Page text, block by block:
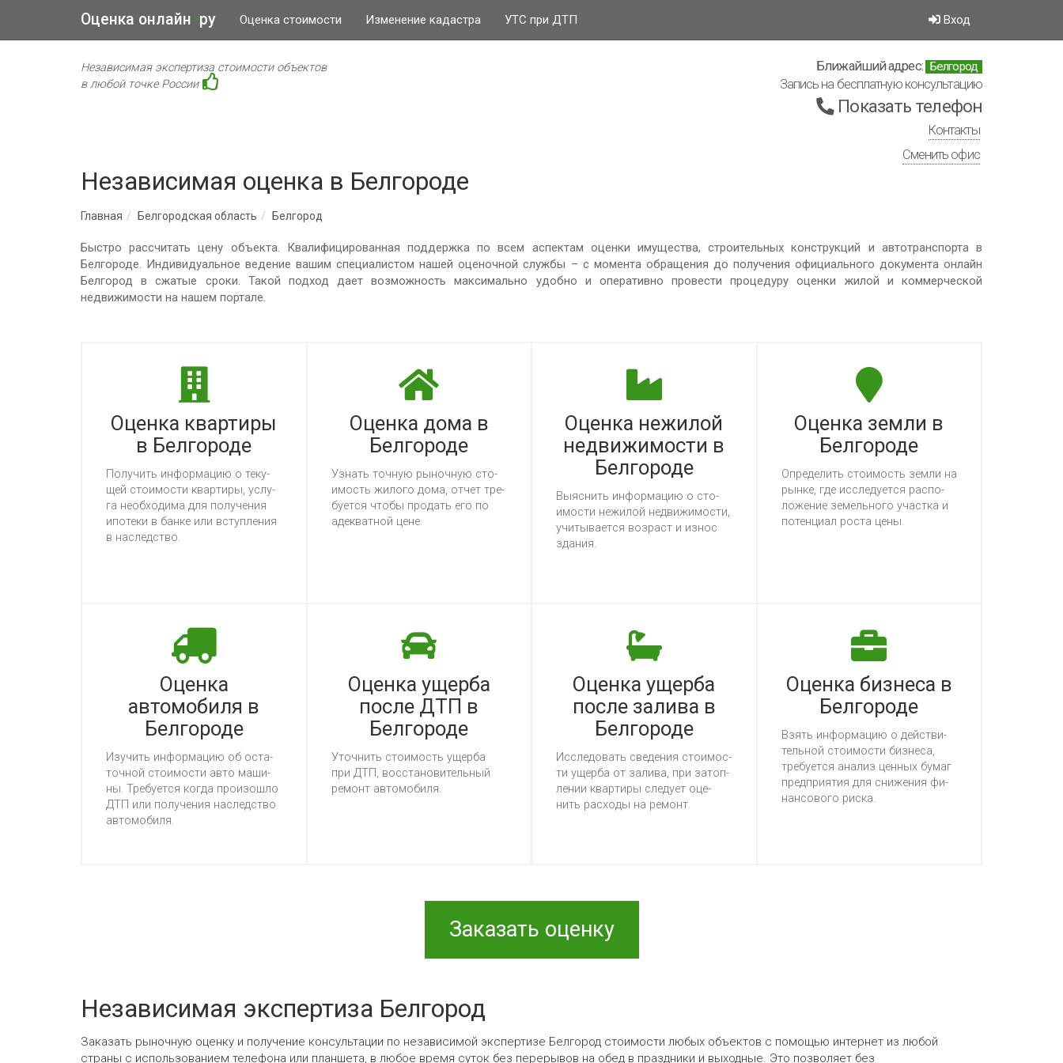
Оценка онлайн • ру Оценка стоимости Изменение кадастра УТС при ДТП Вход
Независимая экспертиза стоимости объектов
в любой точке России
Ближайший адрес: Белгород
Запись на бесплатную консультацию
Показать телефон
Контакты
Сменить офис
Независимая оценка в Белгороде
Главная Белгородская область Белгород
Быстро рассчитать цену объекта. Квалифицированная поддержка по всем аспектам оценки имущества, строительных конструкций и автотранспорта в
Белгороде. Индивидуальное ведение вашим специалистом нашей оценочной службы – с момента обращения до получения официального документа онлайн
Белгород в сжатые сроки. Такой подход дает возможность максимально удобно и оперативно провести процедуру оценки жилой и коммерческой
недвижимости на нашем портале.
Оценка квартиры
в Белгороде
По­лу­чить ин­фор­ма­цию о те­ку­
щей сто­имос­ти квар­ти­ры, ус­лу­
га не­об­хо­ди­ма для по­лу­че­ния
ипо­те­ки в бан­ке или вступ­ле­ния
в нас­ледс­тво.
Оценка дома в
Белгороде
Уз­нать точ­ную ры­ноч­ную сто­
имость жи­ло­го до­ма, от­чет тре­
бу­ет­ся что­бы про­дать его по
адек­ват­ной це­не.
Оценка нежилой
недвижимости в
Белгороде
Вы­яс­нить ин­фор­ма­цию о сто­
имос­ти не­жи­лой нед­ви­жи­мос­ти,
учи­ты­ва­ет­ся воз­раст и из­нос
зда­ния.
Оценка земли в
Белгороде
Оп­ре­де­лить сто­имость зем­ли на
рын­ке, где ис­сле­ду­ет­ся рас­по­
ло­же­ние зе­мель­но­го учас­тка и
по­тен­ци­ал рос­та це­ны.
Оценка
автомобиля в
Белгороде
Изу­чить ин­фор­ма­цию об ос­та­
точ­ной сто­имос­ти ав­то ма­ши­
ны. Тре­бу­ет­ся ког­да про­изош­ло
ДТП или по­лу­че­ния нас­ледс­тво
ав­то­мо­би­ля.
Оценка ущерба
после ДТП в
Белгороде
Уточ­нить сто­имость ущер­ба
при ДТП, вос­ста­но­ви­тель­ный
ре­монт ав­то­мо­би­ля.
Оценка ущерба
после залива в
Белгороде
Ис­сле­до­вать све­де­ния сто­имос­
ти ущер­ба от за­ли­ва, при за­топ­
ле­нии квар­ти­ры сле­ду­ет оце­
нить рас­хо­ды на ре­монт.
Оценка бизнеса в
Белгороде
Взять ин­фор­ма­цию о дей­стви­
тель­ной сто­имос­ти биз­не­са,
тре­бу­ет­ся ана­лиз цен­ных бу­маг
пред­при­ятия для сни­же­ния фи­
нан­со­во­го рис­ка.
Заказать оценку
Независимая экспертиза Белгород
Заказать рыночную оценку и получение консультации по независимой экспертизе Белгород стоимости любых объектов с помощью интернет из любой
страны с использованием телефона или планшета, в любое время суток без перерывов на обед в праздники и выходные. Это позволяет без